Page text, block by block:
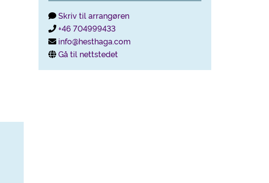
Skriv til arrangøren
+46 704999433
info@hesthaga.com
Gå til nettstedet